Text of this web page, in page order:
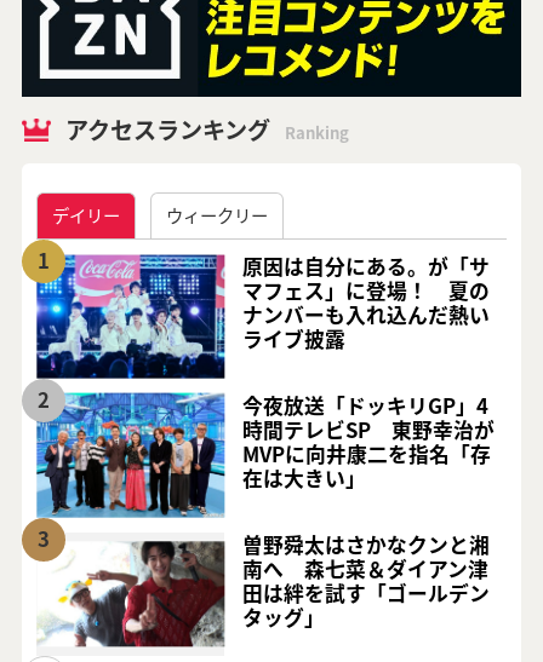
アクセスランキング Ranking
デイリー ウィークリー
1
原因は自分にある。が「サ
マフェス」に登場！ 夏の
ナンバーも入れ込んだ熱い
ライブ披露
2
今夜放送「ドッキリGP」4
時間テレビSP 東野幸治が
MVPに向井康二を指名「存
在は大きい」
3
曽野舜太はさかなクンと湘
南へ 森七菜＆ダイアン津
田は絆を試す「ゴールデン
タッグ」